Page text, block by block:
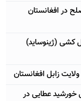
در افغانستان
کشی (ژینوساید)
زابل افغانستان
خورشید عطایی در